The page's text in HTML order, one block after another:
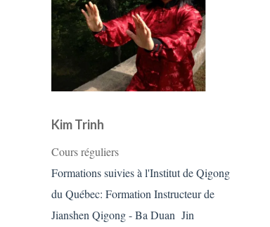
Kim Trinh
Cours réguliers
Formations suivies à l'Institut de Qigong
du Québec: Formation Instructeur de
Jianshen Qigong - Ba Duan Jin